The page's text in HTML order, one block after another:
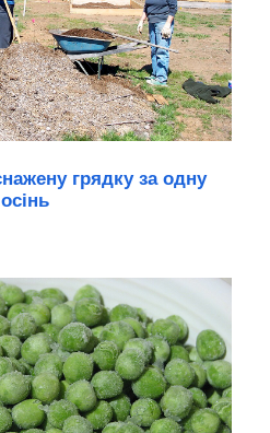
грядку за одну
осінь